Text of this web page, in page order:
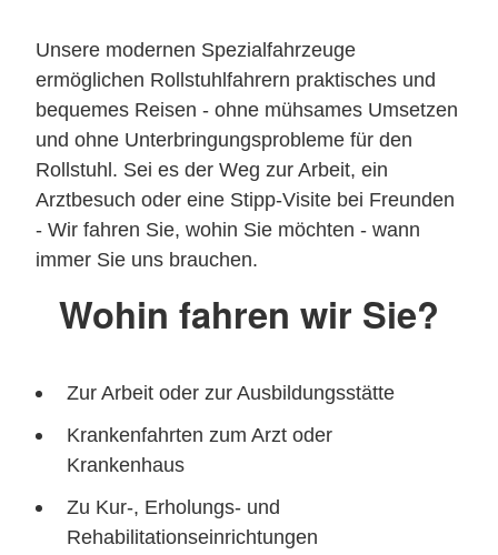
Unsere modernen Spezialfahrzeuge
ermöglichen Rollstuhlfahrern praktisches und
bequemes Reisen - ohne mühsames Umsetzen
und ohne Unterbringungsprobleme für den
Rollstuhl. Sei es der Weg zur Arbeit, ein
Arztbesuch oder eine Stipp-Visite bei Freunden
- Wir fahren Sie, wohin Sie möchten - wann
immer Sie uns brauchen.
Wohin fahren wir Sie?
Zur Arbeit oder zur Ausbildungsstätte
Krankenfahrten zum Arzt oder
Krankenhaus
Zu Kur-, Erholungs- und
Rehabilitationseinrichtungen